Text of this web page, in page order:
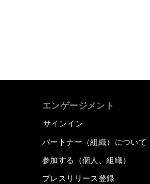
エンゲージメント
サインイン
パートナー（組織）について
参加する（個人、組織）
プレスリリース登録